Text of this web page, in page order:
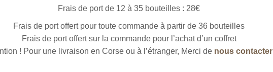
Frais de port de 12 à 35 bouteilles : 28€
Frais de port offert pour toute commande à partir de 36 bouteilles
Frais de port offert sur la commande pour l’achat d’un coffret
! Pour une livraison en Corse ou à l’étranger, Merci de nous contacter